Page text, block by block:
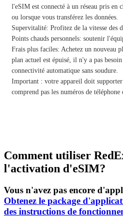
l'eSIM est connecté à un réseau pris en
ou lorsque vous transférez les données.
Supervitalité: Profitez de la vitesse des
Points chauds personnels: soutenir
Frais plus faciles: Achetez un nouveau
plan actuel est épuisé, il n'y a pas
connectivité automatique sans soudure.
Important : votre appareil doit
comprend pas les numéros de téléphone
Comment utiliser
l'activation d'eSIM?
Vous n'avez pas encore
Obtenez le package
des instructions de